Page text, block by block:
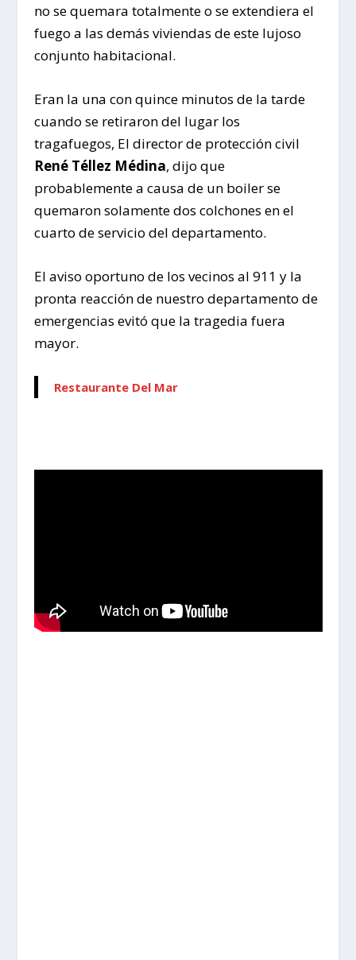
no se quemara totalmente o se extendiera el
fuego a las demás viviendas de este lujoso
conjunto habitacional.
Eran la una con quince minutos de la tarde
cuando se retiraron del lugar los
tragafuegos, El director de protección civil
René Téllez Médina, dijo que
probablemente a causa de un boiler se
quemaron solamente dos colchones en el
cuarto de servicio del departamento.
El aviso oportuno de los vecinos al 911 y la
pronta reacción de nuestro departamento de
emergencias evitó que la tragedia fuera
mayor.
Restaurante Del Mar